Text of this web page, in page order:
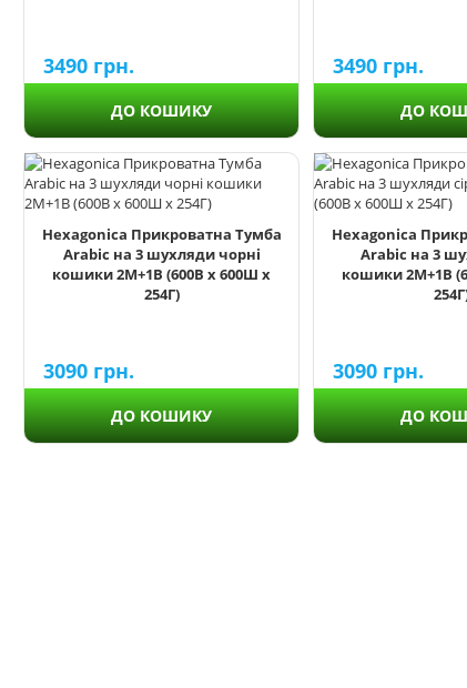
3490 грн.
ДО КОШИКУ
3490 грн.
ДО
Hexagonica Прикроватна Тумба
Arabic на 3 шухляди чорні
кошики 2М+1В (600В х 600Ш х
254Г)
3090 грн.
ДО КОШИКУ
Hexagonica
Arabic на 3
кошики 2М+1В
3090 грн.
ДО